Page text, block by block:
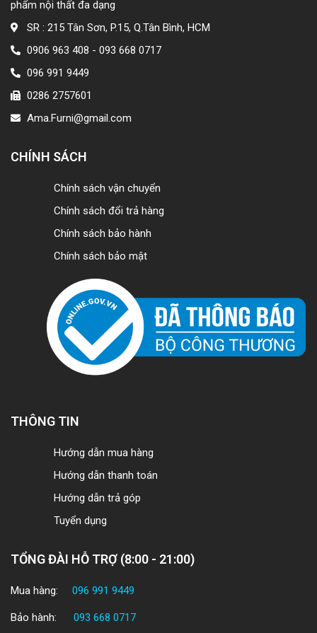
phẩm nội thất đa dạng
SR : 215 Tân Sơn, P.15, Q.Tân Bình, HCM
0906 963 408 - 093 668 0717
096 991 9449
0286 2757601
Ama.Furni@gmail.com
CHÍNH SÁCH
Chính sách vận chuyển
Chính sách đổi trả hàng
Chính sách bảo hành
Chính sách bảo mật
THÔNG TIN
Hướng dẫn mua hàng
Hướng dẫn thanh toán
Hướng dẫn trả góp
Tuyển dụng
TỔNG ĐÀI HỖ TRỢ (8:00 - 21:00)
Mua hàng: 096 991 9449
Bảo hành: 093 668 0717